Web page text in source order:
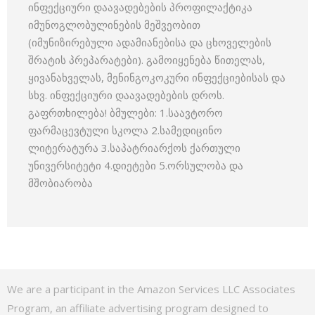
ინფექციური დაავადებების პროფილაქტიკა
იმუნოგლობულინების მეშვეობით
(იმუნიზირებული ადამიანებისა და ცხოველების
შრატის პრეპარატები). გამოიყენება წითელას,
ყივანახველას, მენინგოკოკური ინფექციებისას და
სხვ. ინფექციური დაავადებების დროს.
გაფრთხილება! ბმულები: 1.საავტორო
ფარმაცევტული სკოლა 2.სამედიცინო
ლიტერატურა 3.საპატრიარქოს ქართული
უნივერსიტეტი 4.დიეტები 5.ორსულობა და
მშობიარობა
We are a participant in the Amazon Services LLC Associates
Program, an affiliate advertising program designed to